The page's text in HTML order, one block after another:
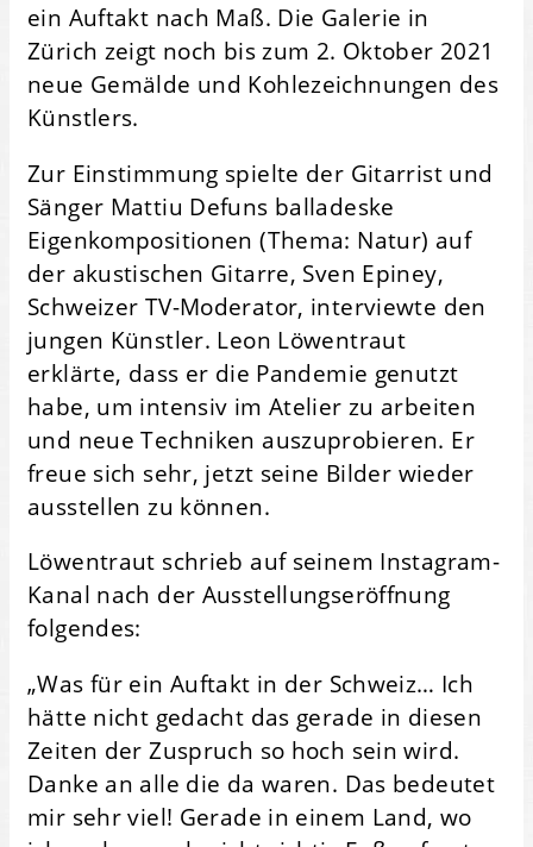
ein Auftakt nach Maß. Die Galerie in
Zürich zeigt noch bis zum 2. Oktober 2021
neue Gemälde und Kohlezeichnungen des
Künstlers.
Zur Einstimmung spielte der Gitarrist und
Sänger Mattiu Defuns balladeske
Eigenkompositionen (Thema: Natur) auf
der akustischen Gitarre, Sven Epiney,
Schweizer TV-Moderator, interviewte den
jungen Künstler. Leon Löwentraut
erklärte, dass er die Pandemie genutzt
habe, um intensiv im Atelier zu arbeiten
und neue Techniken auszuprobieren. Er
freue sich sehr, jetzt seine Bilder wieder
ausstellen zu können.
Löwentraut schrieb auf seinem Instagram-
Kanal nach der Ausstellungseröffnung
folgendes:
„Was für ein Auftakt in der Schweiz… Ich
hätte nicht gedacht das gerade in diesen
Zeiten der Zuspruch so hoch sein wird.
Danke an alle die da waren. Das bedeutet
mir sehr viel! Gerade in einem Land, wo